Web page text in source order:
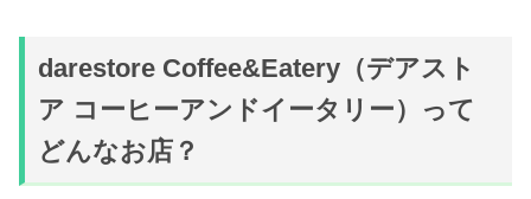
darestore Coffee&Eatery（デアスト
ア コーヒーアンドイータリー）って
どんなお店？